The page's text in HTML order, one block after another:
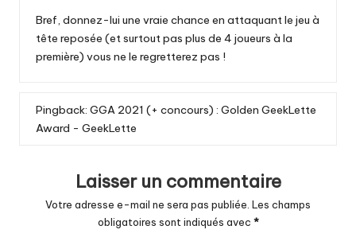
Bref, donnez-lui une vraie chance en attaquant le jeu à
tête reposée (et surtout pas plus de 4 joueurs à la
première) vous ne le regretterez pas !
Pingback: GGA 2021 (+ concours) : Golden GeekLette
Award - GeekLette
Laisser un commentaire
Votre adresse e-mail ne sera pas publiée. Les champs
obligatoires sont indiqués avec *